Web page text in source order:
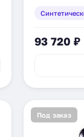
93 720 ₽
Под заказ